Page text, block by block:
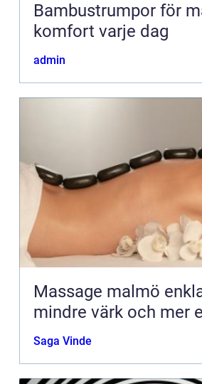
Bambustrumpor för
komfort varje dag
admin
Massage malmö enkla vägar till
mindre värk och mer
Saga Vinde